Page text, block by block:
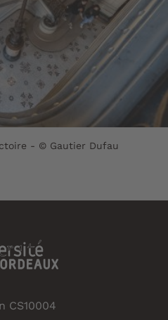
- © Gautier Dufau
CS10004